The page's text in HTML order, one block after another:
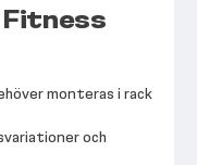
Fitness
monteras i rack
och